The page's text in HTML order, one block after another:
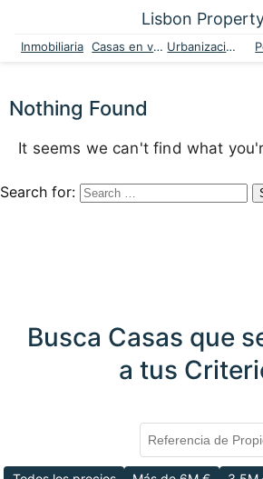
Lisbon
Inmobiliaria Casas en venta Urbanizaciones
Nothing Found
It seems we can't find what
Search for:
Busca Casas que
a tus